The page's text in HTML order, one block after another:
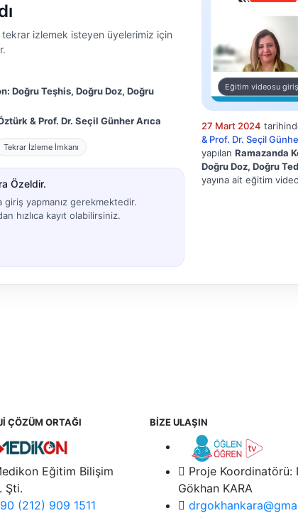
tekrar izlemek isteyen üyelerimiz için
Doğru Teşhis, Doğru Doz, Doğru
& Prof. Dr. Seçil Günher Arıca
Tekrar İzleme İmkanı
Özeldir.
giriş yapmanız gerekmektedir.
hızlıca kayıt olabilirsiniz.
Eğitim videosu
27 Mart 2024
& Prof. Dr. Seçil
yapılanRamazanda
Doğru Doz, Doğru
yayına ait eğitim
ÇÖZÜM ORTAĞI
Eğitim Bilişim
Şti.
(212) 909 1511
BİZE ULAŞIN
Proje Koordinatörü:
Gökhan KARA